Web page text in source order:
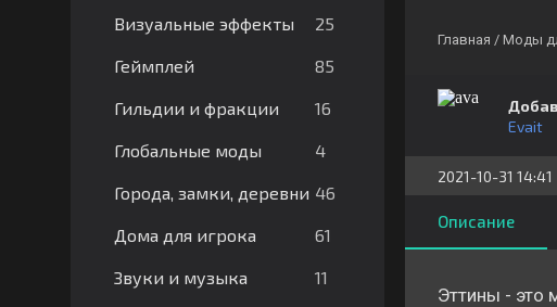
Визуальные эффекты 25
Геймплей 85
Гильдии и фракции 16
Глобальные моды 4
Города, замки, деревни 46
Дома для игрока 61
Звуки и музыка 11
Главная / Моды
Evait
2021-10-31 14:41
Описание
Эттины - это